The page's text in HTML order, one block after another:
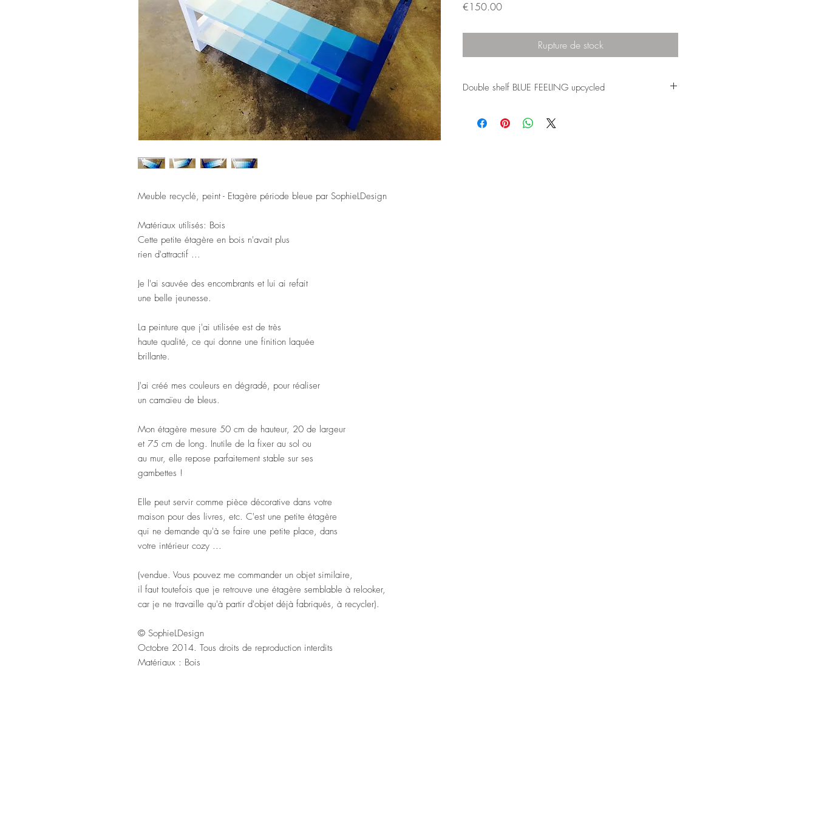
Meuble recyclé, peint - Etagère période bleue par SophieLDesign
Matériaux utilisés: Bois
Cette petite étagère en bois n'avait plus
rien d'attractif ...
Je l'ai sauvée des encombrants et lui ai refait
une belle jeunesse.
La peinture que j'ai utilisée est de très
haute qualité, ce qui donne une finition laquée
brillante.
J'ai créé mes couleurs en dégradé, pour réaliser
un camaïeu de bleus.
Mon étagère mesure 50 cm de hauteur, 20 de largeur
et 75 cm de long. Inutile de la fixer au sol ou
au mur, elle repose parfaitement stable sur ses
gambettes !
Elle peut servir comme pièce décorative dans votre
maison pour des livres, etc. C'est une petite étagère
qui ne demande qu'à se faire une petite place, dans
votre intérieur cozy ...
(vendue. Vous pouvez me commander un objet similaire,
il faut toutefois que je retrouve une étagère semblable à relooker,
car je ne travaille qu'à partir d'objet déjà fabriqués, à recycler).
© SophieLDesign
Octobre 2014. Tous droits de reproduction interdits
Matériaux : Bois
€150.00Prix
Rupture de stock
Double shelf BLUE FEELING upcycled
ombre effect. It took me quite some time to finish it.